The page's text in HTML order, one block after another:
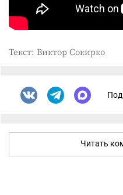
Текст: Виктор Сокирко
Читать